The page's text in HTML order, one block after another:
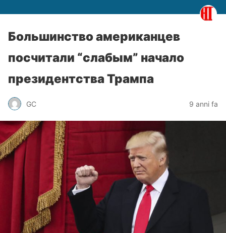
Большинство американцев
посчитали “слабым” начало
президентства Трампа
GC 9 anni fa